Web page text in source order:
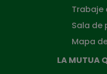
Trabaje
Sala de
Mapa
LA MUTUA